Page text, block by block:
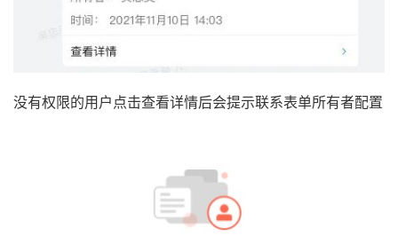
没有权限的用户点击查看详情后会提示联系表单所有者配置